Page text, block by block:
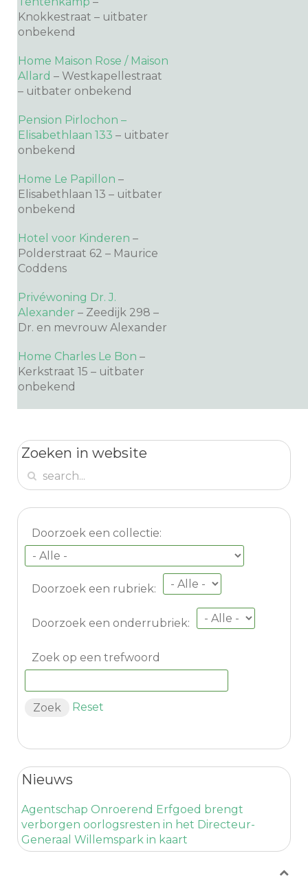
Knokkestraat – uitbater
onbekend
Home Maison Rose / Maison
Allard – Westkapellestraat
– uitbater onbekend
Pension Pirlochon –
Elisabethlaan 133 – uitbater
onbekend
Home Le Papillon –
Elisabethlaan 13 – uitbater
onbekend
Hotel voor Kinderen –
Polderstraat 62 – Maurice
Coddens
Privéwoning Dr. J.
Alexander – Zeedijk 298 –
Dr. en mevrouw Alexander
Home Charles Le Bon –
Kerkstraat 15 – uitbater
onbekend
Zoeken in website
Doorzoek een collectie:
Doorzoek een rubriek:
Doorzoek een onderrubriek:
Zoek op een trefwoord
Reset
Nieuws
Agentschap Onroerend Erfgoed brengt
verborgen oorlogsresten in het Directeur-
Generaal Willemspark in kaart